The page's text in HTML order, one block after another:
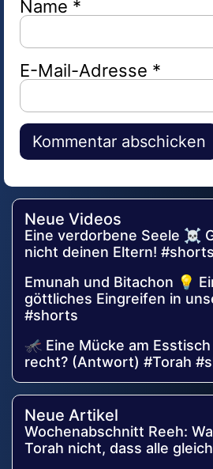
Name *
E-Mail-Adresse *
Alternative:
Neue Videos
Eine verdorbene Seele ☠️
nicht deinen Eltern!
Emunah und Bitachon 💡
göttliches Eingreifen in
#shorts
🦟 Eine Mücke am
recht? (Antwort) #Torah
Neue Artikel
Wochenabschnitt Reeh:
Torah nicht, dass alle